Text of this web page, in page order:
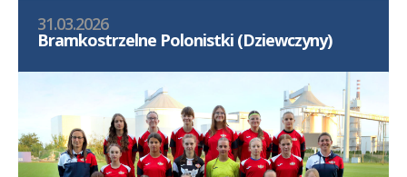
31.03.2026
Bramkostrzelne Polonistki (Dziewczyny)